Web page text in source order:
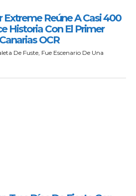
Extreme Reúne A Casi 400
Historia Con El Primer
OCR
De Fuste, Fue Escenario De Una